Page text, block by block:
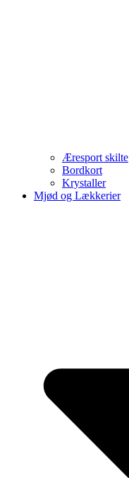
Æresport skilte
Bordkort
Krystaller
Mjød og Lækkerier